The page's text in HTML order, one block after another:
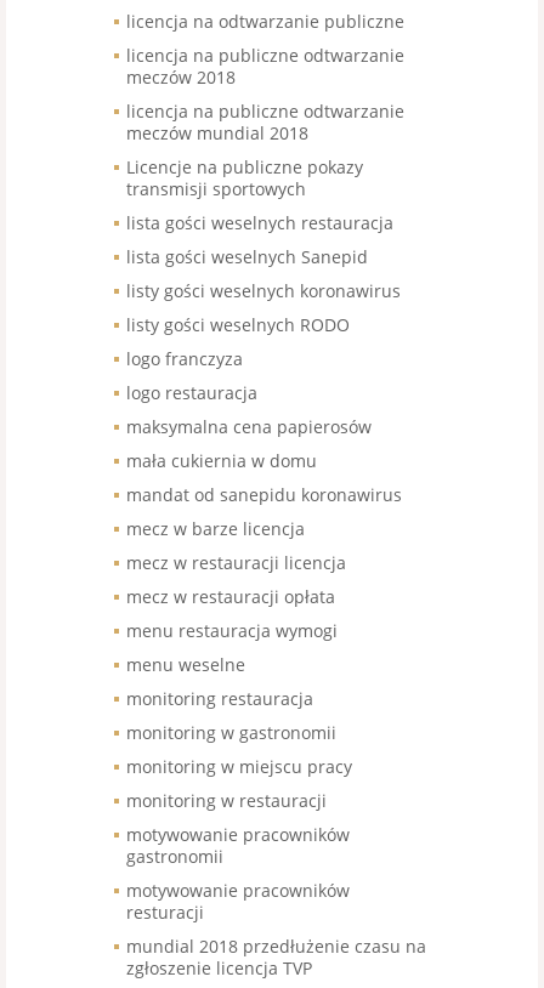
licencja na odtwarzanie publiczne
licencja na publiczne odtwarzanie
meczów 2018
licencja na publiczne odtwarzanie
meczów mundial 2018
Licencje na publiczne pokazy
transmisji sportowych
lista gości weselnych restauracja
lista gości weselnych Sanepid
listy gości weselnych koronawirus
listy gości weselnych RODO
logo franczyza
logo restauracja
maksymalna cena papierosów
mała cukiernia w domu
mandat od sanepidu koronawirus
mecz w barze licencja
mecz w restauracji licencja
mecz w restauracji opłata
menu restauracja wymogi
menu weselne
monitoring restauracja
monitoring w gastronomii
monitoring w miejscu pracy
monitoring w restauracji
motywowanie pracowników
gastronomii
motywowanie pracowników
resturacji
mundial 2018 przedłużenie czasu na
zgłoszenie licencja TVP